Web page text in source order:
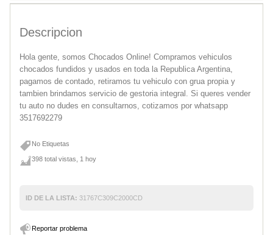
Descripcion
Hola gente, somos Chocados Online! Compramos vehiculos
chocados fundidos y usados en toda la Republica Argentina,
pagamos de contado, retiramos tu vehiculo con grua propia y
tambien brindamos servicio de gestoria integral. Si queres vender
tu auto no dudes en consultarnos, cotizamos por whatsapp
3517692279
No Etiquetas
398 total vistas, 1 hoy
ID DE LA LISTA: 31767C309C2000CD
Reportar problema